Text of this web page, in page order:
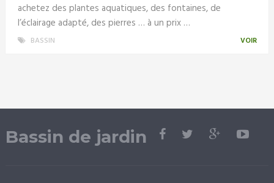
achetez des plantes aquatiques, des fontaines, de
l’éclairage adapté, des pierres … à un prix …
BASSIN VOIR
Bassin de jardin